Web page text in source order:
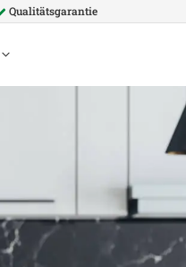
Qualitätsgarantie